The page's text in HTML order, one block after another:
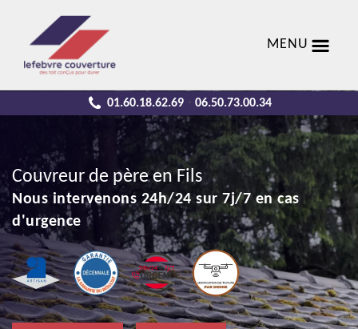
MENU
01.60.18.62.69 - 06.50.73.00.34
Couvreur de père en Fils
Nous intervenons 24h/24 sur 7j/7 en cas
d'urgence